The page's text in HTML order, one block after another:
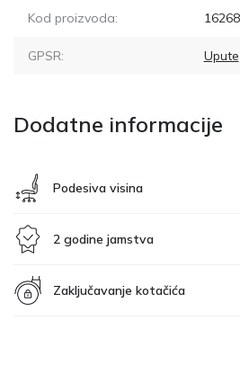
Kod proizvoda:
GPSR: Upute
Dodatne informacije
Podesiva visina
2 godine jamstva
Zaključavanje kotačića